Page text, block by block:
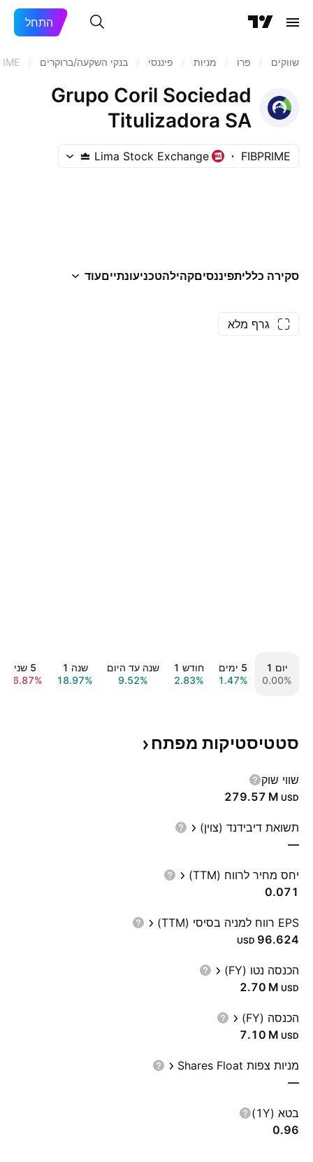
התחל
שווקים פרו מניות‏ פיננסי בנקי השקעה/ברוקרים
Grupo Coril Sociedad
Titulizadora SA
FIBPRIME
Lima Stock Exchange
סקירה כלליתפיננסיםקהילהטכניעונתייםעוד
גרף מלא
יום ‎1‎
0.00%
‎5‎ ימים
1.47%
חודש ‎1‎
2.83%
שנה עד היום
9.52%
שנה ‎1‎
18.97%
‎5‎ שנים
−16.87%
סטטיסטיקות מפתח
שווי שוק
‪279.57 M‬ USD
תשואת דיבידנד (צוין)
—
יחס מחיר לרווח (TTM)
0.071
EPS רווח למניה בסיסי (TTM)
96.624
USD
הכנסה נטו (FY)
‪2.70 M‬ USD
הכנסה (FY)
‪7.10 M‬ USD
מניות צפות Shares Float
—
בטא (1Y)
0.96